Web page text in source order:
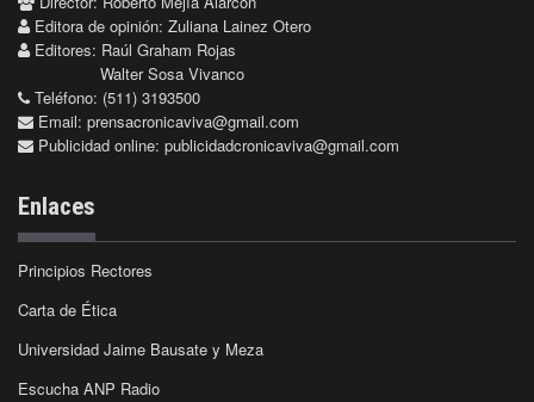
Editora de opinión: Zuliana Lainez Otero
Editores: Raúl Graham Rojas
Walter Sosa Vivanco
Teléfono: (511) 3193500
Email: prensacronicaviva@gmail.com
Publicidad online: publicidadcronicaviva@gmail.com
Enlaces
Principios Rectores
Carta de Ética
Universidad Jaime Bausate y Meza
Escucha ANP Radio